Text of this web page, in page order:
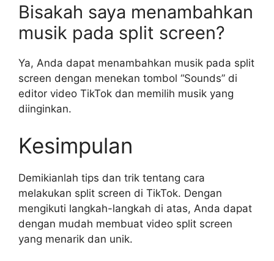
Bisakah saya menambahkan
musik pada split screen?
Ya, Anda dapat menambahkan musik pada split
screen dengan menekan tombol “Sounds” di
editor video TikTok dan memilih musik yang
diinginkan.
Kesimpulan
Demikianlah tips dan trik tentang cara
melakukan split screen di TikTok. Dengan
mengikuti langkah-langkah di atas, Anda dapat
dengan mudah membuat video split screen
yang menarik dan unik.